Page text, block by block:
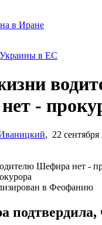
в Иране
в ЕС
-
, 22 сентября
в Феофанию
подтвердила,